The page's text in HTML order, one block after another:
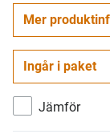
Mer
Ingår i paket
Jämför